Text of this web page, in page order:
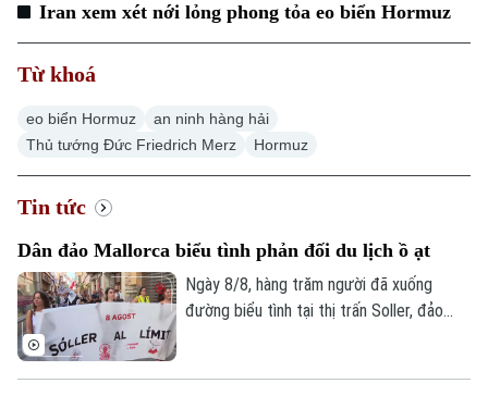
Iran xem xét nới lỏng phong tỏa eo biển Hormuz
Từ khoá
eo biển Hormuz
an ninh hàng hải
Thủ tướng Đức Friedrich Merz
Hormuz
Tin tức
Dân đảo Mallorca biểu tình phản đối du lịch ồ ạt
Ngày 8/8, hàng trăm người đã xuống
đường biểu tình tại thị trấn Soller, đảo